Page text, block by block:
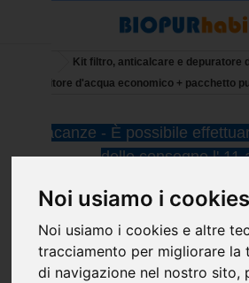
Noi usiamo i cookies
Noi usiamo i cookies e altre
tracciamento per migliorare la
di navigazione nel nostro sito,
Kit filtro, anticalcare e depuratore
Addolcitore d'acqua economico + pacchetto
Vacanze - È possibile
delle consegne l' 11